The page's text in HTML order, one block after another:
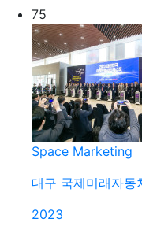
75
Space Marketing
대구 국제미래자
2023